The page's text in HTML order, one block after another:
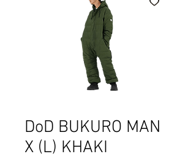
DoD BUKURO MAN
X (L) KHAKI